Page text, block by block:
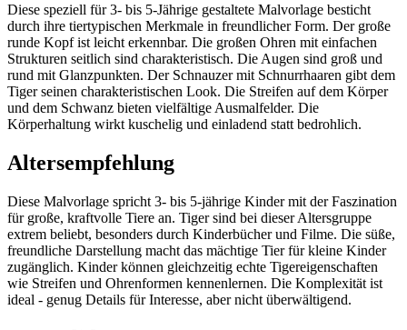
Diese speziell für 3- bis 5-Jährige gestaltete Malvorlage besticht
durch ihre tiertypischen Merkmale in freundlicher Form. Der große
runde Kopf ist leicht erkennbar. Die großen Ohren mit einfachen
Strukturen seitlich sind charakteristisch. Die Augen sind groß und
rund mit Glanzpunkten. Der Schnauzer mit Schnurrhaaren gibt dem
Tiger seinen charakteristischen Look. Die Streifen auf dem Körper
und dem Schwanz bieten vielfältige Ausmalfelder. Die
Körperhaltung wirkt kuschelig und einladend statt bedrohlich.
Altersempfehlung
Diese Malvorlage spricht 3- bis 5-jährige Kinder mit der Faszination
für große, kraftvolle Tiere an. Tiger sind bei dieser Altersgruppe
extrem beliebt, besonders durch Kinderbücher und Filme. Die süße,
freundliche Darstellung macht das mächtige Tier für kleine Kinder
zugänglich. Kinder können gleichzeitig echte Tigereigenschaften
wie Streifen und Ohrenformen kennenlernen. Die Komplexität ist
ideal - genug Details für Interesse, aber nicht überwältigend.